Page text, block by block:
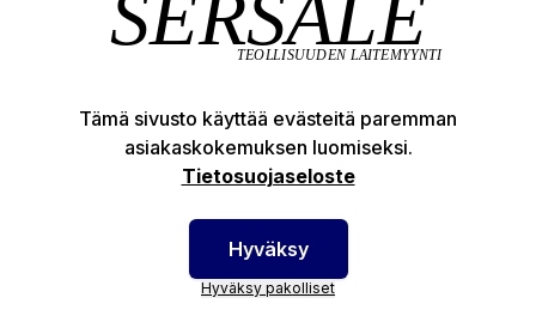
LISÄÄ OSTOSKORIIN
Tuotekuvaus
Tämä sivusto käyttää evästeitä paremman
asiakaskokemuksen luomiseksi.
Tietosuojaseloste
Hyväksy
Hyväksy pakolliset